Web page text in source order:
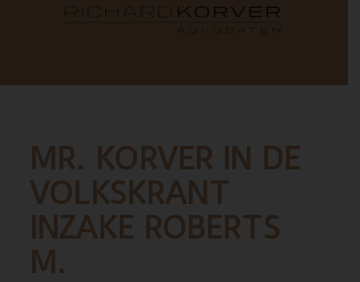
MR. KORVER IN DE
VOLKSKRANT
INZAKE ROBERTS
M.